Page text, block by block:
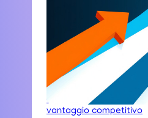
Chi sceglie Resolvis
vantaggio competitivo